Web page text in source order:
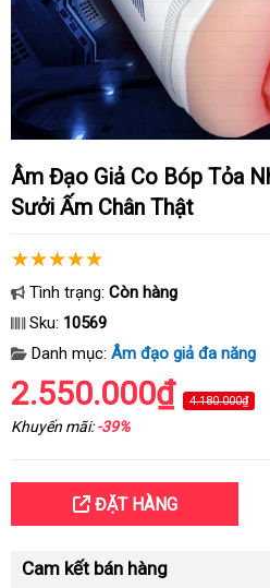
Âm Đạo Giả Co Bóp Tỏa Nhiệt - Tự Động Thụt,
Sưởi Ấm Chân Thật
Tình trạng: Còn hàng
Sku: 10569
Danh mục: Âm đạo giả đa năng
2.550.000₫ 4.180.000₫
Khuyến mãi:-39%
ĐẶT HÀNG
Cam kết bán hàng